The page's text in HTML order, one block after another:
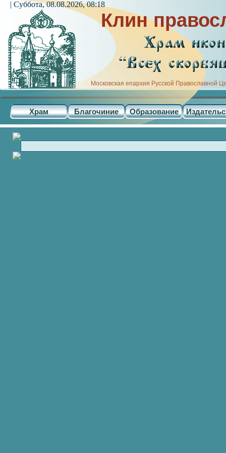
Клин
Московская епархия Русской Православной
Храм Благочиние Образование
| Суббота, 08.08.2026, 08:18